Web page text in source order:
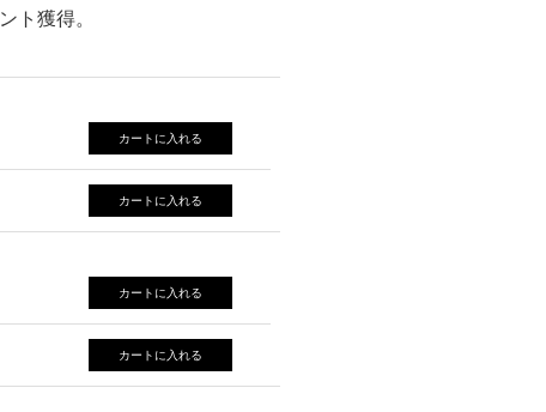
ト獲得。
カートに入れる
カートに入れる
カートに入れる
カートに入れる